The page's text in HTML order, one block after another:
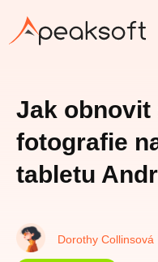
Jak obnovit
fotografie
tabletu
Dorothy Collinsová